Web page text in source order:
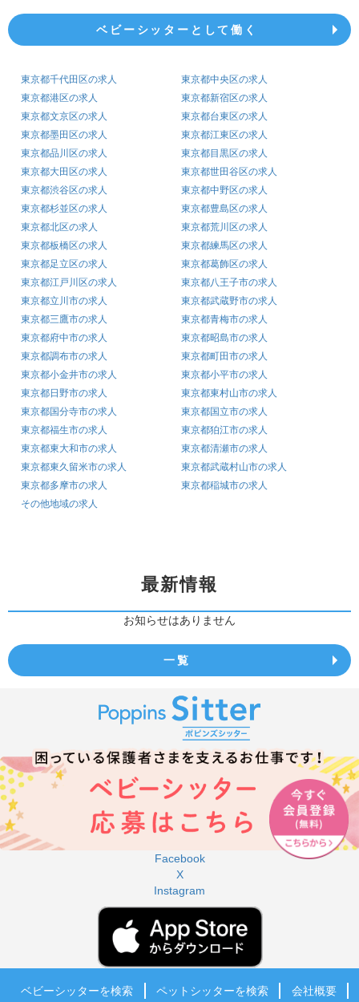
ベビーシッターとして働く
東京都千代田区の求人
東京都中央区の求人
東京都港区の求人
東京都新宿区の求人
東京都文京区の求人
東京都台東区の求人
東京都墨田区の求人
東京都江東区の求人
東京都品川区の求人
東京都目黒区の求人
東京都大田区の求人
東京都世田谷区の求人
東京都渋谷区の求人
東京都中野区の求人
東京都杉並区の求人
東京都豊島区の求人
東京都北区の求人
東京都荒川区の求人
東京都板橋区の求人
東京都練馬区の求人
東京都足立区の求人
東京都葛飾区の求人
東京都江戸川区の求人
東京都八王子市の求人
東京都立川市の求人
東京都武蔵野市の求人
東京都三鷹市の求人
東京都青梅市の求人
東京都府中市の求人
東京都昭島市の求人
東京都調布市の求人
東京都町田市の求人
東京都小金井市の求人
東京都小平市の求人
東京都日野市の求人
東京都東村山市の求人
東京都国分寺市の求人
東京都国立市の求人
東京都福生市の求人
東京都狛江市の求人
東京都東大和市の求人
東京都清瀬市の求人
東京都東久留米市の求人
東京都武蔵村山市の求人
東京都多摩市の求人
東京都稲城市の求人
その他地域の求人
最新情報
お知らせはありません
一覧
Facebook
X
Instagram
ベビーシッターを検索 ペットシッターを検索 会社概要